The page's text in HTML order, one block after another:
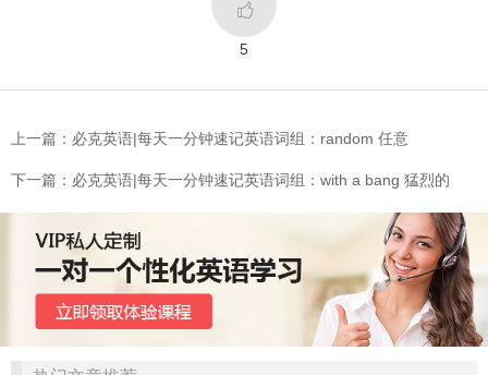

5
上一篇：必克英语|每天一分钟速记英语词组：random 任意
下一篇：必克英语|每天一分钟速记英语词组：with a bang 猛烈的